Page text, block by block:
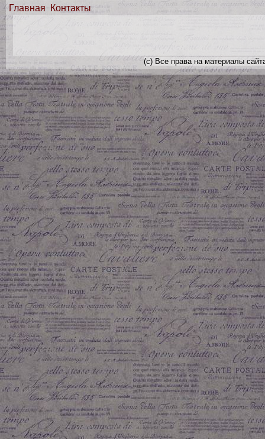
Главная Контакты
(с) Все права на материалы